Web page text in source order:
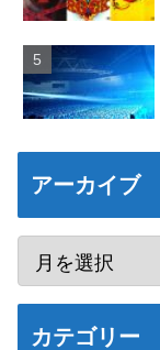
アーカイブ
カテゴリー